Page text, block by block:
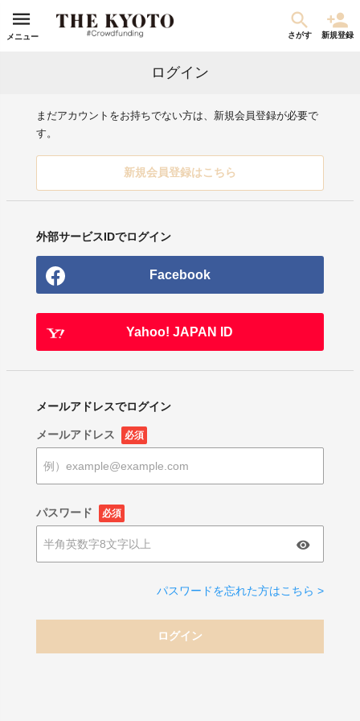
メニュー さがす 新規登録
ログイン
まだアカウントをお持ちでない方は、新規会員登録が必要で
す。
新規会員登録はこちら
外部サービスIDでログイン
Facebook
Yahoo! JAPAN ID
メールアドレスでログイン
メールアドレス 必須
パスワード 必須
パスワードを忘れた方はこちら >
ログイン